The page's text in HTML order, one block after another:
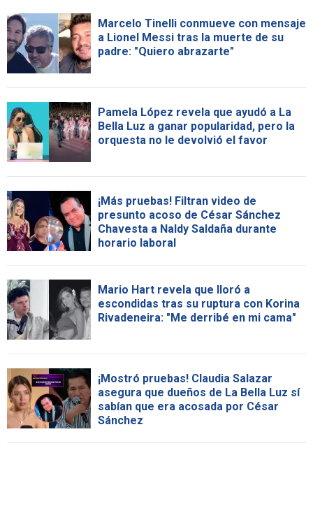
Marcelo Tinelli conmueve con mensaje
a Lionel Messi tras la muerte de su
padre: "Quiero abrazarte"
Pamela López revela que ayudó a La
Bella Luz a ganar popularidad, pero la
orquesta no le devolvió el favor
¡Más pruebas! Filtran video de
presunto acoso de César Sánchez
Chavesta a Naldy Saldaña durante
horario laboral
Mario Hart revela que lloró a
escondidas tras su ruptura con Korina
Rivadeneira: "Me derribé en mi cama"
¡Mostró pruebas! Claudia Salazar
asegura que dueños de La Bella Luz sí
sabían que era acosada por César
Sánchez